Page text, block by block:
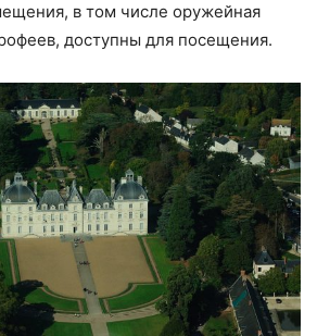
в том числе оружейная
доступны для посещения.